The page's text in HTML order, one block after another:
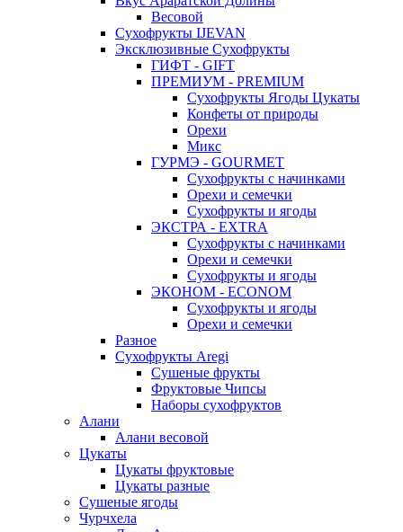
Весовой
Сухофрукты IJEVAN
Эксклюзивные Сухофрукты
ГИФТ - GIFT
ПРЕМИУМ - PREMIUM
Сухофрукты Ягоды Цукаты
Конфеты от природы
Орехи
Микс
ГУРМЭ - GOURMET
Сухофрукты с начинками
Орехи и семечки
Сухофрукты и ягоды
ЭКСТРА - EXTRA
Сухофрукты с начинками
Орехи и семечки
Сухофрукты и ягоды
ЭКОНОМ - ECONOM
Сухофрукты и ягоды
Орехи и семечки
Разное
Сухофрукты Aregi
Сушеные фрукты
Фруктовые Чипсы
Наборы сухофруктов
Алани
Алани весовой
Цукаты
Цукаты фруктовые
Цукаты разные
Сушеные ягоды
Чурчхела